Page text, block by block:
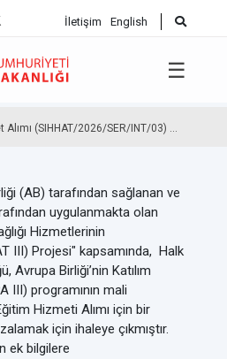
İletişim English
☰
Alımı (SIHHAT/2026/SER/INT/03) ...
(AB) tarafından sağlanan ve
uygulanmakta olan
Hizmetlerinin
III) Projesi" kapsamında, Halk
Avrupa Birliği’nin Katılım
III) programının mali
Hizmeti Alımı için bir
için ihaleye çıkmıştır.
ek bilgilere